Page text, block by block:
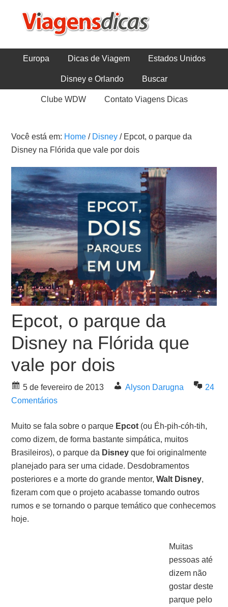
Europa Dicas de Viagem Estados Unidos
Disney e Orlando Buscar
Clube WDW Contato Viagens Dicas
Você está em: Home / Disney /Epcot, o parque da
Disney na Flórida que vale por dois
Epcot, o parque da
Disney na Flórida que
vale por dois
5 de fevereiro de 2013 Alyson Darugna
24
Comentários
Muito se fala sobre o parque Epcot (ou Éh-pih-cóh-tih,
como dizem, de forma bastante simpática, muitos
Brasileiros), o parque da Disney que foi originalmente
planejado para ser uma cidade. Desdobramentos
posteriores e a morte do grande mentor,Walt Disney,
fizeram com que o projeto acabasse tomando outros
rumos e se tornando o parque temático que conhecemos
hoje.
Muitas
pessoas até
dizem não
gostar deste
parque pelo